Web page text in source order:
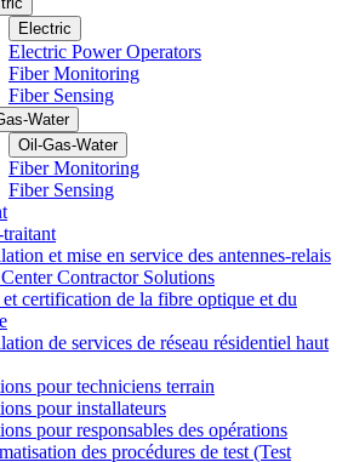
Electric
Electric Power Operators
Fiber Monitoring
Fiber Sensing
Water
Oil-Gas-Water
Fiber Monitoring
Fiber Sensing
traitant
et mise en service des antennes-relais
Contractor Solutions
et certification de la fibre optique et du
de services de réseau résidentiel haut
pour techniciens terrain
pour installateurs
pour responsables des opérations
des procédures de test (Test